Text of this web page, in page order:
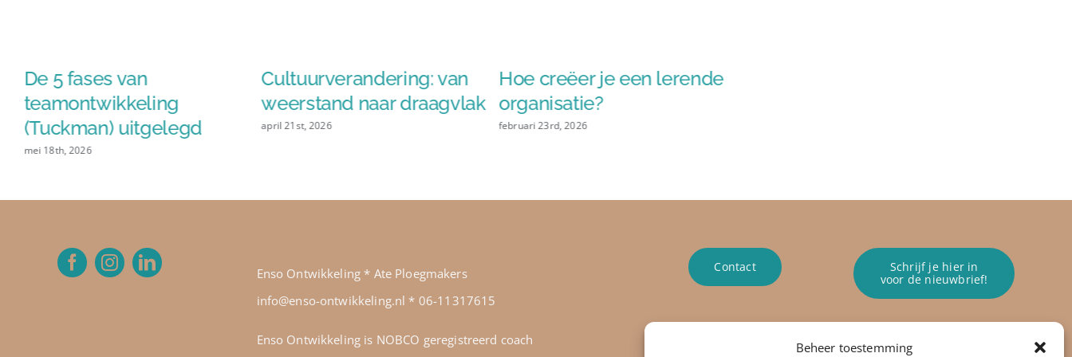
Beheer toestemming
De 5 fases van
teamontwikkeling
(Tuckman) uitgelegd
mei 18th, 2026
Cultuurverandering: van
weerstand naar draagvlak
april 21st, 2026
Hoe creëer je een lerende
organisatie?
februari 23rd, 2026
Enso Ontwikkeling * Ate Ploegmakers
info@enso-ontwikkeling.nl * 06-11317615
Enso Ontwikkeling is NOBCO geregistreerd coach
Contact
Schrijf je hier in
voor de nieuwbrief!